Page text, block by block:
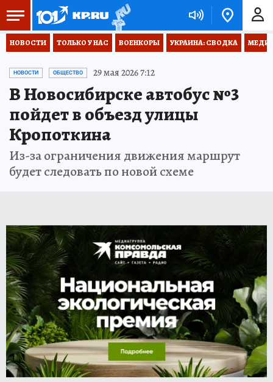
НОВОСТИ ТОЛЬКО У НАС ВОЕНКОРЫ УКРАИНА: СВОДКА
НОВОСТИ ОБЩЕСТВО 29 мая 2026 7:12
В Новосибирске автобус №3
пойдет в объезд улицы
Кропоткина
Из-за ограничения движения маршрут
будет следовать по новой схеме